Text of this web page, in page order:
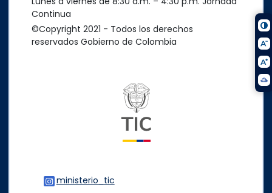
Continua
©Copyright 2021 - Todos los derechos
reservados Gobierno de Colombia
ministerio_tic